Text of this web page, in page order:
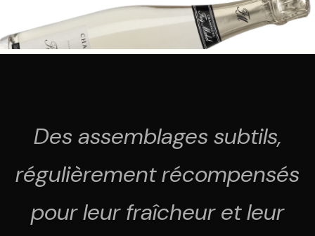
Des assemblages subtils,
régulièrement récompensés
pour leur fraîcheur et leur